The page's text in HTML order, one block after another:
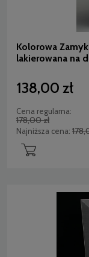
Kolorowa
lakierowana na
138,00 zł
Cena regularna:
178,00 zł
Najniższa cena: